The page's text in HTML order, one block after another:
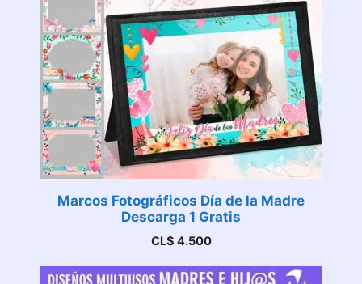
Marcos Fotográficos Día de la Madre
Descarga 1 Gratis
CL$ 4.500